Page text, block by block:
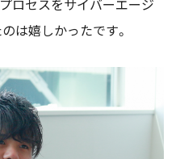
は嬉しかったです。